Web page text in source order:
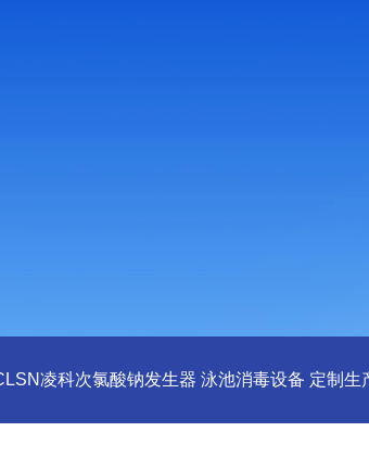
凌科次氯酸钠发生器 泳池消毒设备 定制生